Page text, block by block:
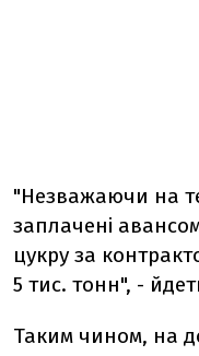
"Незважаючи на
заплачені
цукру за
5 тис. тонн", -
Таким чином, на